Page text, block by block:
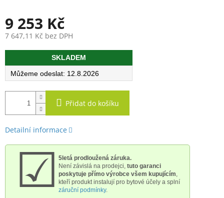
9 253 Kč
7 647,11 Kč bez DPH
Měrná
SKLADEM
12.8.2026
Přidat do košíku
Detailní informace
☑ 5letá prodloužená záruka.
Není závislá na prodejci, tuto garanci
poskytuje přímo výrobce všem kupujícím,
kteří produkt instalují pro bytové účely a splní
záruční podmínky.